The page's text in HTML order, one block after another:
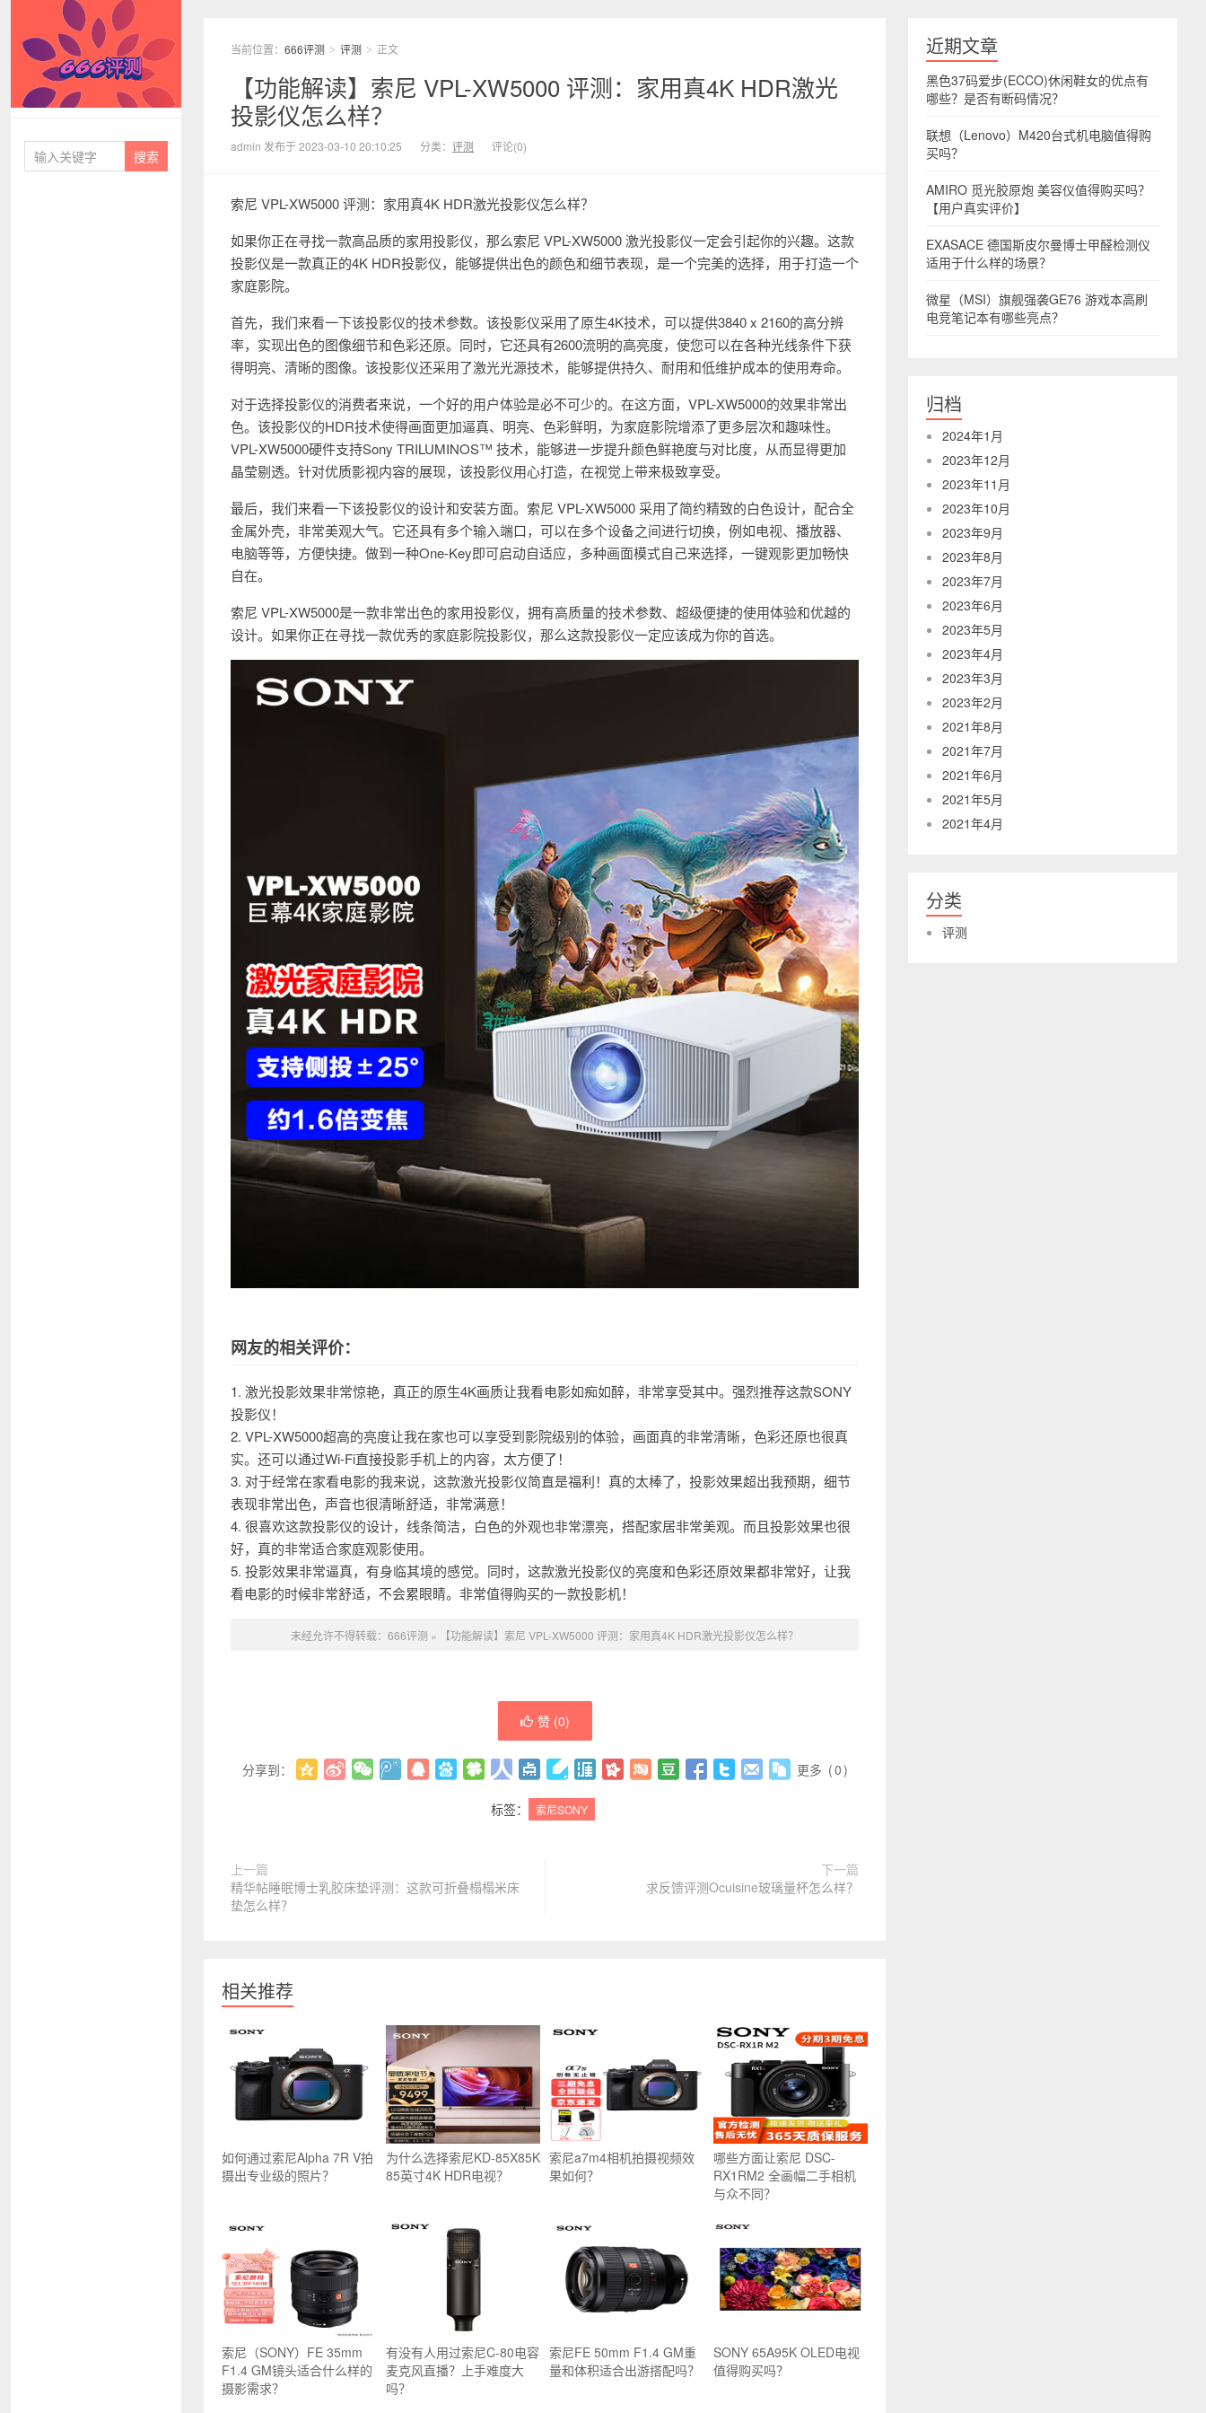
当前位置： 666评测 > 评测 > 正文
【功能解读】索尼 VPL-XW5000 评测：家用真4K HDR激光
投影仪怎么样？
admin 发布于 2023-03-10 20:10:25 分类： 评测 评论(0)
索尼 VPL-XW5000 评测：家用真4K HDR激光投影仪怎么样？
如果你正在寻找一款高品质的家用投影仪，那么索尼 VPL-XW5000 激光投影仪一定会引起你的兴趣。这款
投影仪是一款真正的4K HDR投影仪，能够提供出色的颜色和细节表现，是一个完美的选择，用于打造一个
家庭影院。
首先，我们来看一下该投影仪的技术参数。该投影仪采用了原生4K技术，可以提供3840 x 2160的高分辨
率，实现出色的图像细节和色彩还原。同时，它还具有2600流明的高亮度，使您可以在各种光线条件下获
得明亮、清晰的图像。该投影仪还采用了激光光源技术，能够提供持久、耐用和低维护成本的使用寿命。
对于选择投影仪的消费者来说，一个好的用户体验是必不可少的。在这方面，VPL-XW5000的效果非常出
色。该投影仪的HDR技术使得画面更加逼真、明亮、色彩鲜明，为家庭影院增添了更多层次和趣味性。
VPL-XW5000硬件支持Sony TRILUMINOS™ 技术，能够进一步提升颜色鲜艳度与对比度，从而显得更加
晶莹剔透。针对优质影视内容的展现，该投影仪用心打造，在视觉上带来极致享受。
最后，我们来看一下该投影仪的设计和安装方面。索尼 VPL-XW5000 采用了简约精致的白色设计，配合全
金属外壳，非常美观大气。它还具有多个输入端口，可以在多个设备之间进行切换，例如电视、播放器、
电脑等等，方便快捷。做到一种One-Key即可启动自适应，多种画面模式自己来选择，一键观影更加畅快
自在。
索尼 VPL-XW5000是一款非常出色的家用投影仪，拥有高质量的技术参数、超级便捷的使用体验和优越的
设计。如果你正在寻找一款优秀的家庭影院投影仪，那么这款投影仪一定应该成为你的首选。
网友的相关评价：
1. 激光投影效果非常惊艳，真正的原生4K画质让我看电影如痴如醉，非常享受其中。强烈推荐这款SONY
投影仪！
2. VPL-XW5000超高的亮度让我在家也可以享受到影院级别的体验，画面真的非常清晰，色彩还原也很真
实。还可以通过Wi-Fi直接投影手机上的内容，太方便了！
3. 对于经常在家看电影的我来说，这款激光投影仪简直是福利！真的太棒了，投影效果超出我预期，细节
表现非常出色，声音也很清晰舒适，非常满意！
4. 很喜欢这款投影仪的设计，线条简洁，白色的外观也非常漂亮，搭配家居非常美观。而且投影效果也很
好，真的非常适合家庭观影使用。
5. 投影效果非常逼真，有身临其境的感觉。同时，这款激光投影仪的亮度和色彩还原效果都非常好，让我
看电影的时候非常舒适，不会累眼睛。非常值得购买的一款投影机！
未经允许不得转载： 666评测 » 【功能解读】索尼 VPL-XW5000 评测：家用真4K HDR激光投影仪怎么样？
赞 (0)
分享到： 更多 (0)
标签： 索尼SONY
上一篇
精华帖睡眠博士乳胶床垫评测：这款可折叠榻榻米床
垫怎么样？
下一篇
求反馈评测Ocuisine玻璃量杯怎么样？
相关推荐
如何通过索尼Alpha 7R V拍
摄出专业级的照片？
为什么选择索尼KD-85X85K
85英寸4K HDR电视？
索尼a7m4相机拍摄视频效
果如何？
哪些方面让索尼 DSC-
RX1RM2 全画幅二手相机
与众不同？
索尼（SONY）FE 35mm
F1.4 GM镜头适合什么样的
摄影需求？
有没有人用过索尼C-80电容
麦克风直播？上手难度大
吗？
索尼FE 50mm F1.4 GM重
量和体积适合出游搭配吗？
SONY 65A95K OLED电视
值得购买吗？
近期文章
黑色37码爱步(ECCO)休闲鞋女的优点有
哪些？是否有断码情况？
联想（Lenovo）M420台式机电脑值得购
买吗？
AMIRO 觅光胶原炮 美容仪值得购买吗？
【用户真实评价】
EXASACE 德国斯皮尔曼博士甲醛检测仪
适用于什么样的场景？
微星（MSI）旗舰强袭GE76 游戏本高刷
电竞笔记本有哪些亮点？
归档
2024年1月
2023年12月
2023年11月
2023年10月
2023年9月
2023年8月
2023年7月
2023年6月
2023年5月
2023年4月
2023年3月
2023年2月
2021年8月
2021年7月
2021年6月
2021年5月
2021年4月
分类
评测